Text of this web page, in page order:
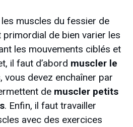
muscles du fessier de
de bien varier les
les mouvements ciblés et
il faut d’abord muscler le
vous devez enchaîner par
de muscler petits
. Enfin, il faut travailler
avec des exercices